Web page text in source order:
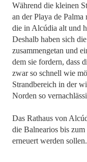
Während die kleinen
an der Playa de
die in Alcúdia alt und
Deshalb haben sich
zusammengetan und
dem sie fordern, dass
zwar so schnell wie
Strandbereich in der
Norden so
Das Rathaus von
die Balnearios bis
erneuert werden sollen.